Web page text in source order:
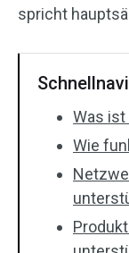
spricht
Was ist
Wie